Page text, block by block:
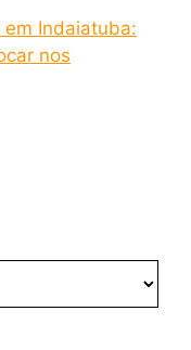
em Indaiatuba:
nos